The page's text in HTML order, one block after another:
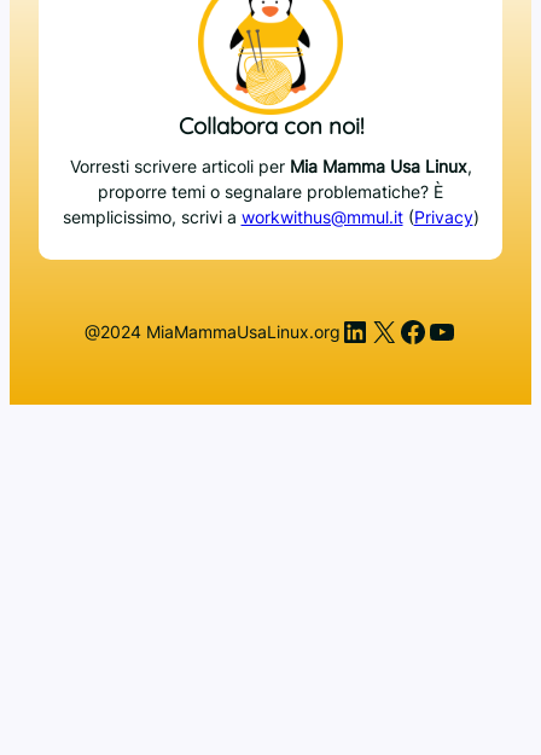
Collabora con noi!
Vorresti scrivere articoli per Mia Mamma Usa Linux,
proporre temi o segnalare problematiche? È
semplicissimo, scrivi a workwithus@mmul.it(Privacy)
@2024 MiaMammaUsaLinux.org LinkedIn
X Facebook